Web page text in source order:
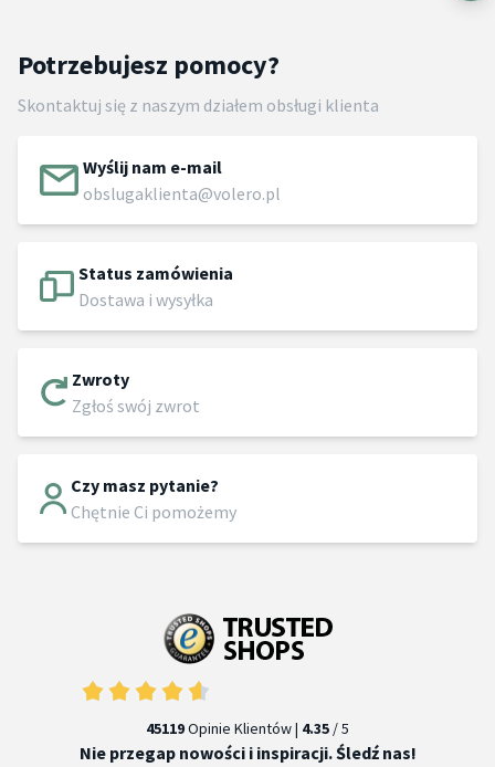
Potrzebujesz pomocy?
Skontaktuj się z naszym działem obsługi klienta
Wyślij nam e-mail
obslugaklienta@volero.pl
Status zamówienia
Dostawa i wysyłka
Zwroty
Zgłoś swój zwrot
Czy masz pytanie?
Chętnie Ci pomożemy
45119Opinie Klientów | 4.35 / 5
Nie przegap nowości i inspiracji. Śledź nas!